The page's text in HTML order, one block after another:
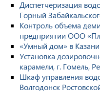
Диспетчеризация
Горный
Контроль объема
предприятии ООО
«Умный дом» в Казани
Установка
карамели, г. Гомель,
Шкаф управления
Волгодонск